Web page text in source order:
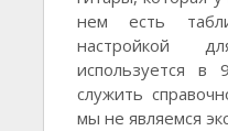
нем есть
настройкой
используется в
служить
мы не являемся